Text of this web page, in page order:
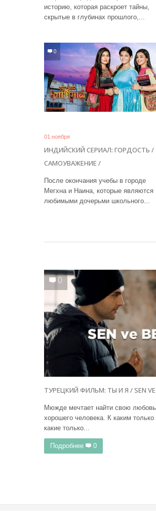
историю, которая раскроет тайны,
скрытые в глубинах прошлого,...
0
01 ноября
ИНДИЙСКИЙ СЕРИАЛ: ГОРДОСТЬ /
САМОУВАЖЕНИЕ /
После окончания учебы в городе
Мегхна и Наина, которые являются
любимыми дочерьми школьного...
0
ТУРЕЦКИЙ ФИЛЬМ: ТЫ И Я / SEN VE
Мюжде мечтает найти свою
хорошего человека. К каким
какие только...
Подробнее 0